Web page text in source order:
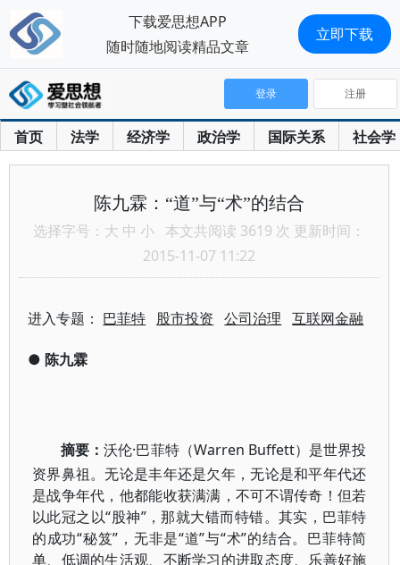
首页 法学 经济学 政治学 国际关系 社会学
登录 注册
陈九霖：“道”与“术”的结合
选择字号： 大 中 小 本文共阅读 3619 次 更新时间：
2015-11-07 11:22
进入专题： 巴菲特 股市投资 公司治理 互联网金融
● 陈九霖
摘要：沃伦·巴菲特（Warren Buffett）是世界投
资界鼻祖。无论是丰年还是欠年，无论是和平年代还
是战争年代，他都能收获满满，不可不谓传奇！但若
以此冠之以“股神”，那就大错而特错。其实，巴菲特
的成功“秘笈”，无非是“道”与“术”的结合。巴菲特简
单、低调的生活观、不断学习的进取态度、乐善好施
下载爱思想APP
随时随地阅读精品文章
立即下载